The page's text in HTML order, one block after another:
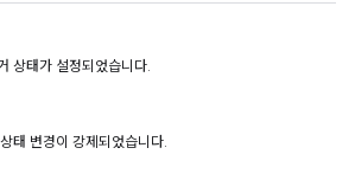
상태가 설정되었습니다.
태 변경이 강제되었습니다.